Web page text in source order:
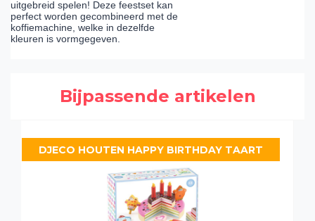
uitgebreid spelen! Deze feestset kan
perfect worden gecombineerd met de
koffiemachine, welke in dezelfde
kleuren is vormgegeven.
Bijpassende artikelen
DJECO HOUTEN HAPPY BIRTHDAY TAART